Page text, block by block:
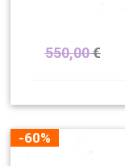
550,00€
-60%